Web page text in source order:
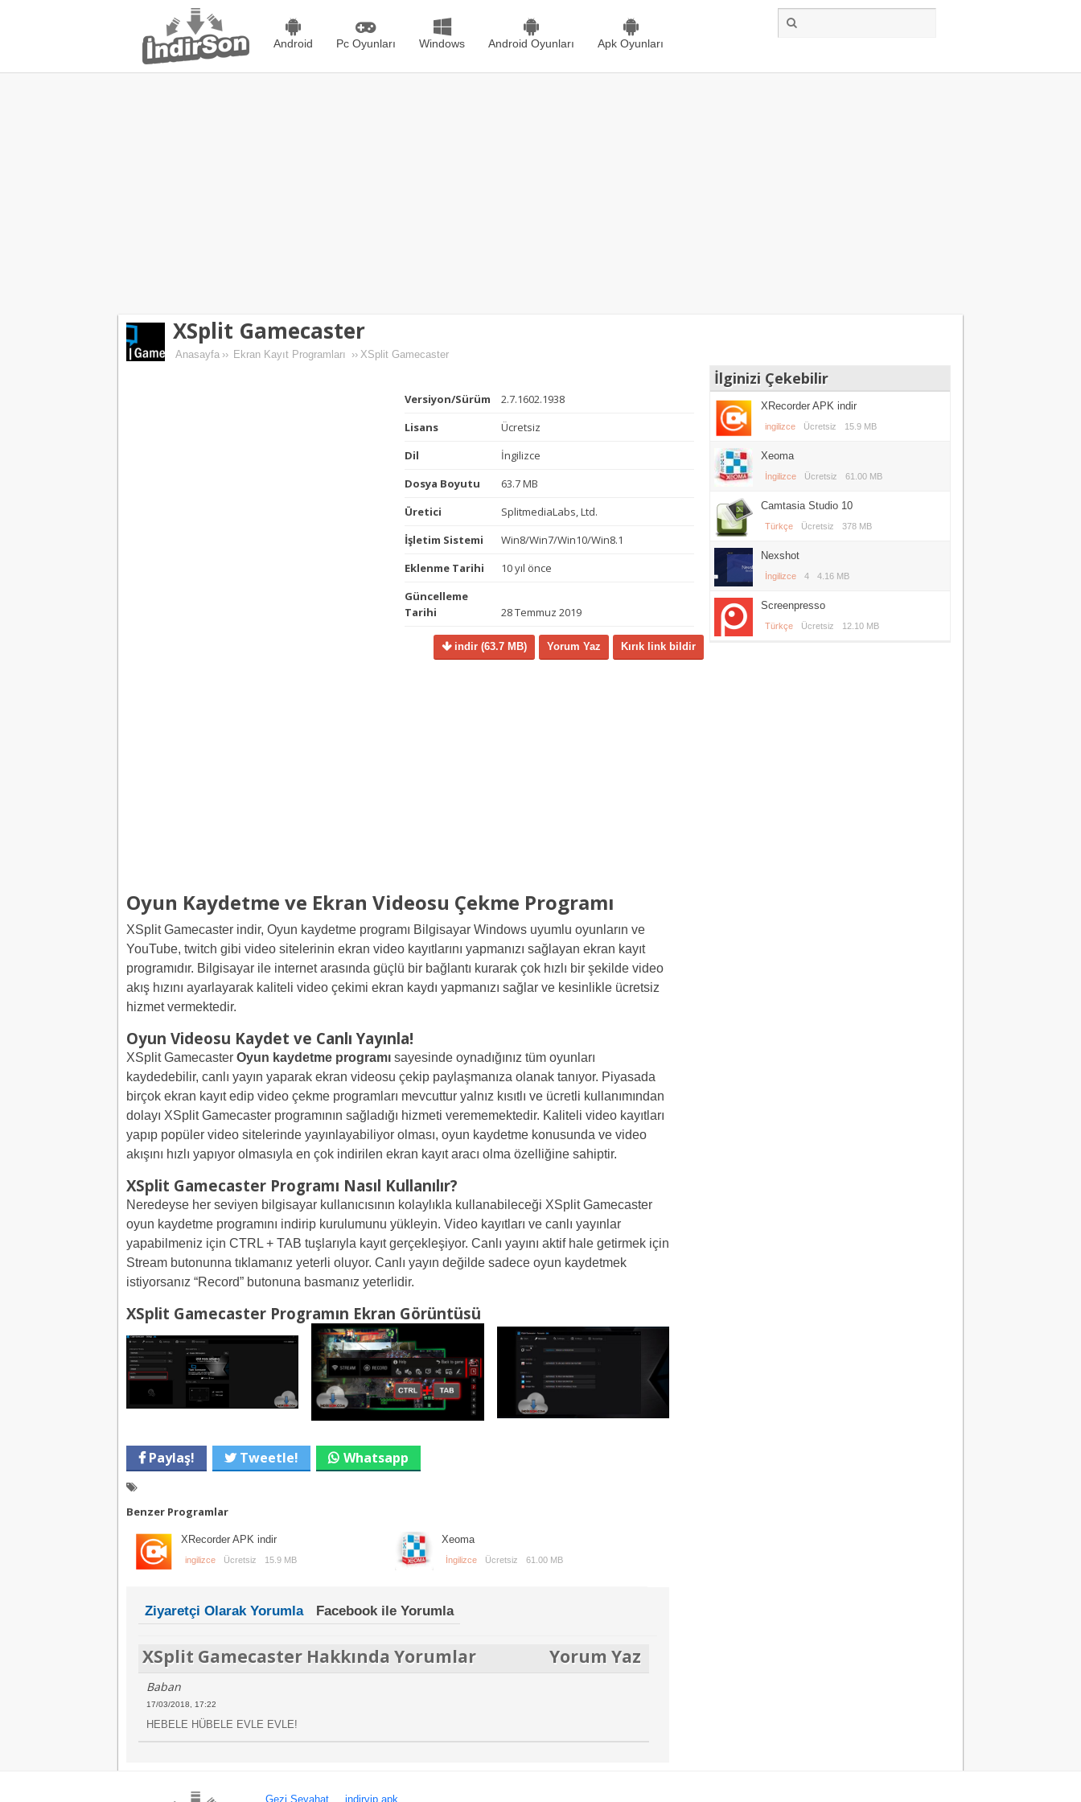
Android Pc Oyunları Windows Android Oyunları Apk Oyunları
XSplit Gamecaster
Anasayfa ›› Ekran Kayıt Programları ›› XSplit Gamecaster
Versiyon/Sürüm
2.7.1602.1938
Lisans
Ücretsiz
Dil
İngilizce
Dosya Boyutu
63.7 MB
Üretici
SplitmediaLabs, Ltd.
İşletim Sistemi
Win8/Win7/Win10/Win8.1
Eklenme Tarihi
10 yıl önce
Güncelleme
Tarihi
28 Temmuz 2019
Kırık link bildir
Yorum Yaz
indir (63.7 MB)
Oyun Kaydetme ve Ekran Videosu Çekme Programı
XSplit Gamecaster indir, Oyun kaydetme programı Bilgisayar Windows uyumlu oyunların ve
YouTube, twitch gibi video sitelerinin ekran video kayıtlarını yapmanızı sağlayan ekran kayıt
programıdır. Bilgisayar ile internet arasında güçlü bir bağlantı kurarak çok hızlı bir şekilde video
akış hızını ayarlayarak kaliteli video çekimi ekran kaydı yapmanızı sağlar ve kesinlikle ücretsiz
hizmet vermektedir.
Oyun Videosu Kaydet ve Canlı Yayınla!
XSplit Gamecaster Oyun kaydetme programı sayesinde oynadığınız tüm oyunları
kaydedebilir, canlı yayın yaparak ekran videosu çekip paylaşmanıza olanak tanıyor. Piyasada
birçok ekran kayıt edip video çekme programları mevcuttur yalnız kısıtlı ve ücretli kullanımından
dolayı XSplit Gamecaster programının sağladığı hizmeti verememektedir. Kaliteli video kayıtları
yapıp popüler video sitelerinde yayınlayabiliyor olması, oyun kaydetme konusunda ve video
akışını hızlı yapıyor olmasıyla en çok indirilen ekran kayıt aracı olma özelliğine sahiptir.
XSplit Gamecaster Programı Nasıl Kullanılır?
Neredeyse her seviyen bilgisayar kullanıcısının kolaylıkla kullanabileceği XSplit Gamecaster
oyun kaydetme programını indirip kurulumunu yükleyin. Video kayıtları ve canlı yayınlar
yapabilmeniz için CTRL + TAB tuşlarıyla kayıt gerçekleşiyor. Canlı yayını aktif hale getirmek için
Stream butonunna tıklamanız yeterli oluyor. Canlı yayın değilde sadece oyun kaydetmek
istiyorsanız “Record” butonuna basmanız yeterlidir.
XSplit Gamecaster Programın Ekran Görüntüsü
Paylaş! Tweetle! Whatsapp
Benzer Programlar
XRecorder APK indir
ingilizce Ücretsiz 15.9 MB
Xeoma
İngilizce Ücretsiz 61.00 MB
Ziyaretçi Olarak Yorumla Facebook ile Yorumla
XSplit Gamecaster Hakkında Yorumlar Yorum Yaz
Baban
17/03/2018, 17:22
HEBELE HÜBELE EVLE EVLE!
İlginizi Çekebilir
XRecorder APK indir
ingilizce Ücretsiz 15.9 MB
Xeoma
İngilizce Ücretsiz 61.00 MB
Camtasia Studio 10
Türkçe Ücretsiz 378 MB
Nexshot
İngilizce 4 4.16 MB
Screenpresso
Türkçe Ücretsiz 12.10 MB
Gezi Seyahat indirvip apk